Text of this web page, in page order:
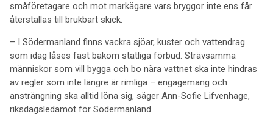
småföretagare och mot markägare vars bryggor inte ens får
återställas till brukbart skick.
– I Södermanland finns vackra sjöar, kuster och vattendrag
som idag låses fast bakom statliga förbud. Strävsamma
människor som vill bygga och bo nära vattnet ska inte hindras
av regler som inte längre är rimliga – engagemang och
ansträngning ska alltid löna sig, säger Ann-Sofie Lifvenhage,
riksdagsledamot för Södermanland.